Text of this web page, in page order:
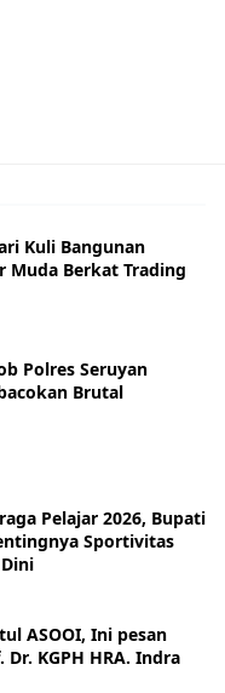
Kuli Bangunan
Muda Berkat Trading
Polres Seruyan
Brutal
Pelajar 2026, Bupati
Sportivitas
ASOOI, Ini pesan
KGPH HRA. Indra